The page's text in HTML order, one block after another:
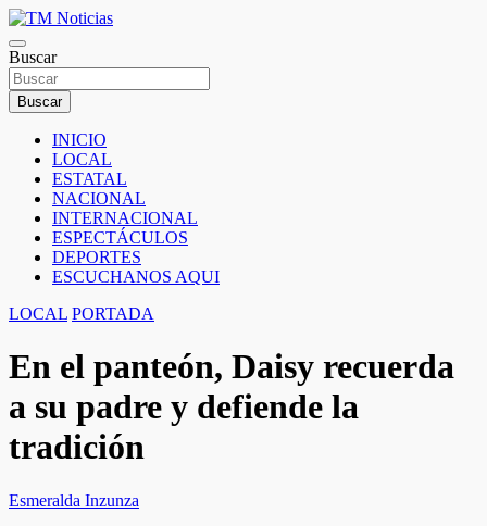
Saltar
al
contenido
TM Noticias
TM Noticias
Buscar
Buscar
INICIO
LOCAL
ESTATAL
NACIONAL
INTERNACIONAL
ESPECTÁCULOS
DEPORTES
ESCUCHANOS AQUI
LOCAL PORTADA
En el panteón, Daisy recuerda
a su padre y defiende la
tradición
Esmeralda Inzunza